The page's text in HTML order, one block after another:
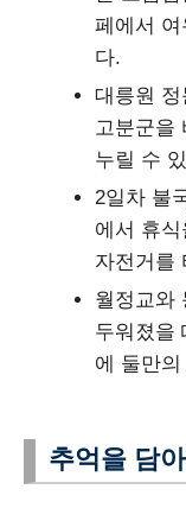
페에서 여
다.
대릉원
고분군을
누릴 수
2일차 불
에서 휴
자전거를
월정교와
두워졌을
에 둘만
추억을 담